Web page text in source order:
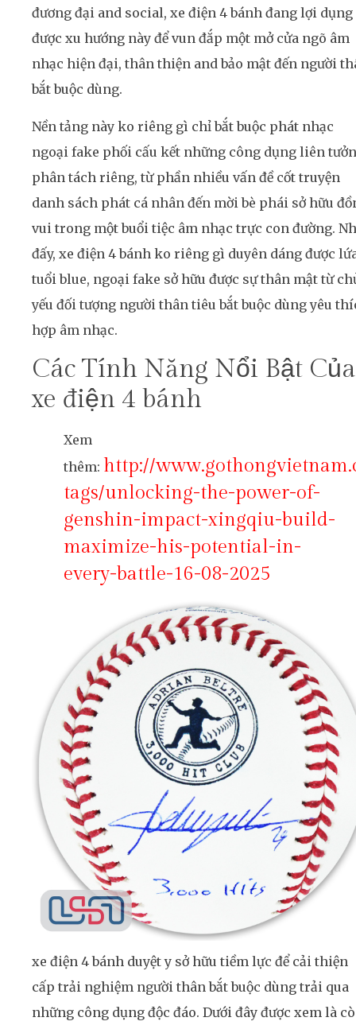
đương đại and social, xe điện 4 bánh đang lợi dụng
được xu hướng này để vun đắp một mở cửa ngõ âm
nhạc hiện đại, thân thiện and bảo mật đến người
bắt buộc dùng.
Nền tảng này ko riêng gì chỉ bắt buộc phát nhạc
ngoại fake phối cấu kết những công dụng liên
phân tách riêng, từ phần nhiều vấn đề cốt truyện
danh sách phát cá nhân đến mời bè phái sở hữu
vui trong một buổi tiệc âm nhạc trực con đường.
đấy, xe điện 4 bánh ko riêng gì duyên dáng được
tuổi blue, ngoại fake sở hữu được sự thân mật từ
yếu đối tượng người thân tiêu bắt buộc dùng yêu
hợp âm nhạc.
Các Tính Năng Nổi Bật Của
xe điện 4 bánh
Xem
thêm: http://
tags/unlocking-the-power-of-
genshin-impact-xingqiu-build-
maximize-his-potential-in-
every-battle-16-08-2025
xe điện 4 bánh duyệt y sở hữu tiềm lực để cải thiện
cấp trải nghiệm người thân bắt buộc dùng trải qua
những công dụng độc đáo. Dưới đây được xem là